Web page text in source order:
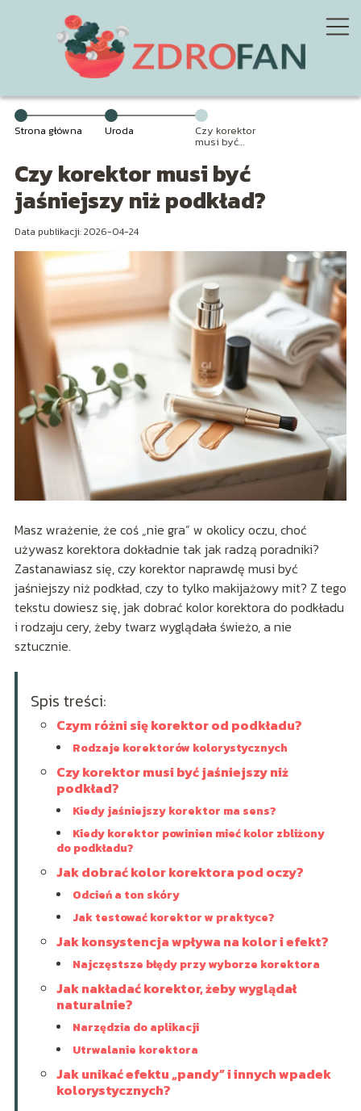
Strona główna Uroda Czy korektor
musi być
podkład?
Czy korektor musi być
jaśniejszy niż podkład?
Data publikacji: 2026-04-24
Masz wrażenie, że coś „nie gra” w okolicy oczu, choć
używasz korektora dokładnie tak jak radzą poradniki?
Zastanawiasz się, czy korektor naprawdę musi być
jaśniejszy niż podkład, czy to tylko makijażowy mit? Z tego
tekstu dowiesz się, jak dobrać kolor korektora do podkładu
i rodzaju cery, żeby twarz wyglądała świeżo, a nie
sztucznie.
Spis treści:
Czym różni się korektor od podkładu?
Rodzaje korektorów kolorystycznych
Czy korektor musi być jaśniejszy niż
podkład?
Kiedy jaśniejszy korektor ma sens?
Kiedy korektor powinien mieć kolor zbliżony
do podkładu?
Jak dobrać kolor korektora pod oczy?
Odcień a ton skóry
Jak testować korektor w praktyce?
Jak konsystencja wpływa na kolor i efekt?
Najczęstsze błędy przy wyborze korektora
Jak nakładać korektor, żeby wyglądał
naturalnie?
Narzędzia do aplikacji
Utrwalanie korektora
Jak unikać efektu „pandy” i innych wpadek
kolorystycznych?